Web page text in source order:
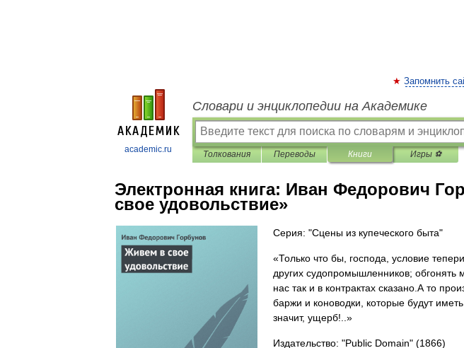
academic.ru
Запомнить
Словари и энциклопедии на Академике
Толкования Переводы Книги Игры ⚽
Электронная книга: Иван Федорович
свое удовольствие»
Серия: "Сцены из купеческого быта"
«Только что бы, господа, условие
других судопромышленников; обгонять
нас так и в контрактах сказано.А то
баржи и коноводки, которые будут
значит, ущерб!..»
Издательство: "Public Domain" (1866)